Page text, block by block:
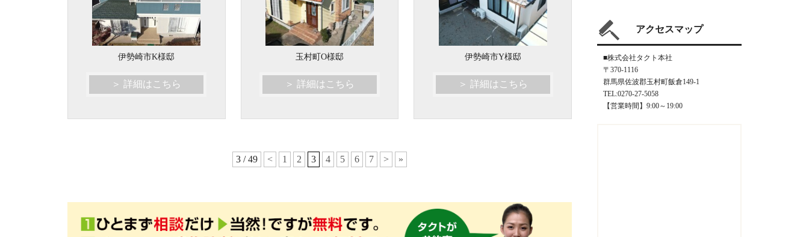
伊勢崎市K様邸
＞ 詳細はこちら
玉村町O様邸
＞ 詳細はこちら
伊勢崎市Y様邸
＞ 詳細はこちら
3 / 49 < 1 2 3 4 5 6 7 > »
アクセスマップ
■株式会社タクト本社
〒370-1116
群馬県佐波郡玉村町飯倉149-1
TEL:0270-27-5058
【営業時間】9:00～19:00